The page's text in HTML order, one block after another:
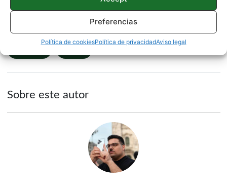
Preferencias
Política de cookiesPolítica de privacidadAviso legal
Vía |
Sobre este autor